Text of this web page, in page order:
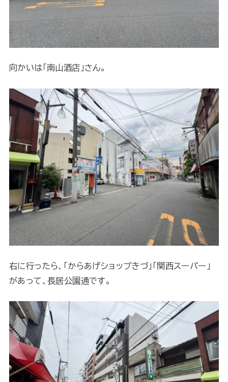
向かいは「南山酒店」さん。
右に行ったら、「からあげショップきづ」「関西スーパー」
があって、長居公園通です。